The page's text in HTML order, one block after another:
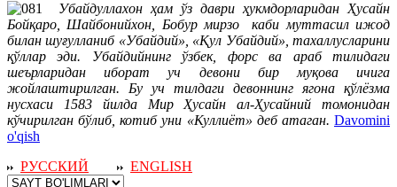
Убайдуллахон ҳам ўз даври ҳукмдорларидан Ҳусайн
Бойқаро, Шайбонийхон, Бобур мирзо каби муттасил ижод
билан шуғулланиб «Убайдий», «Қул Убайдий», тахаллусларини
қўллар эди. Убайдийнинг ўзбек, форс ва араб тилидаги
шеърларидан иборат уч девони бир муқова ичига
жойлаштирилган. Бу уч тилдаги девоннинг ягона қўлёзма
нусхаси 1583 йилда Мир Ҳусайн ал-Ҳусайний томонидан
кўчирилган бўлиб, котиб уни «Куллиёт» деб атаган. Davomini
o'qish
РУССКИЙ
ENGLISH